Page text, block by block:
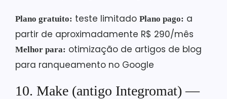
Plano gratuito: teste limitado Plano pago: a
partir de aproximadamente R$ 290/mês
Melhor para: otimização de artigos de blog
para ranqueamento no Google
10. Make (antigo Integromat) —